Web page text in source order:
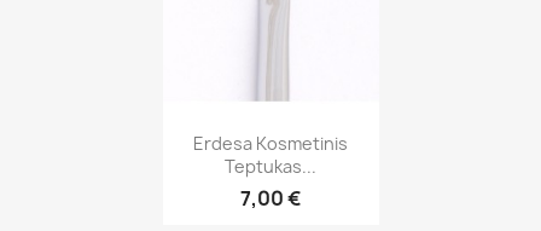
Greita peržiūra
Erdesa Kosmetinis
Teptukas...
7,00 €